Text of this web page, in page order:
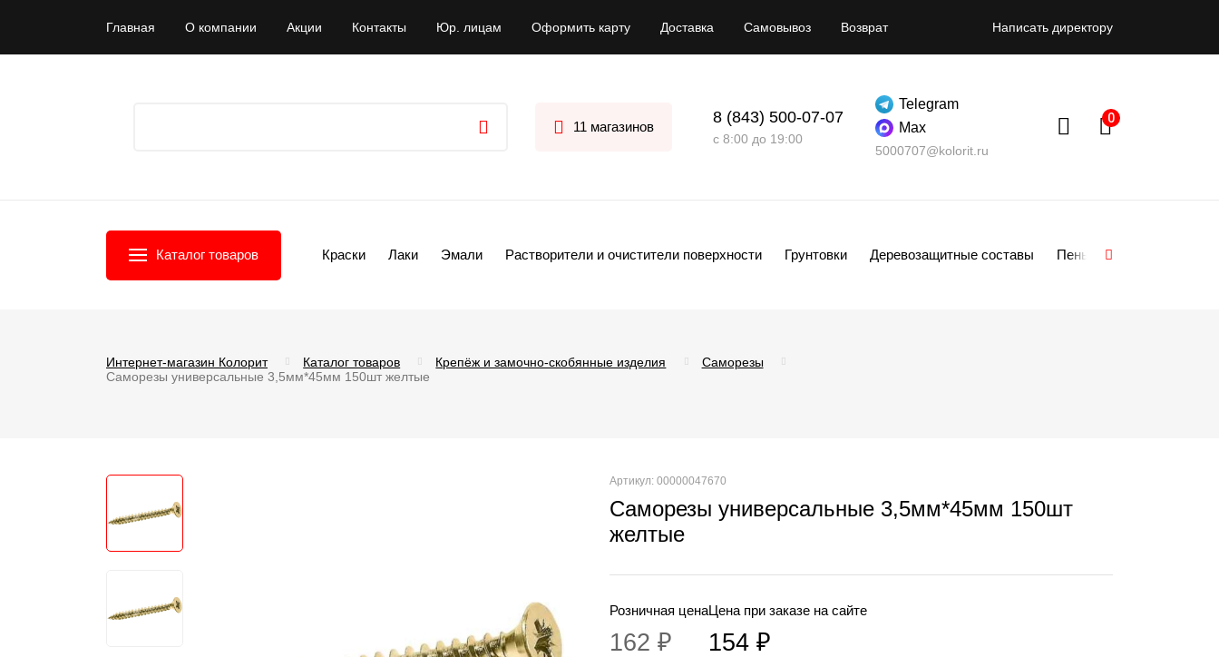
Главная О компании Акции Контакты Юр. лицам Оформить карту Доставка Самовывоз Возврат Написать директору
11 магазинов
8 (843) 500-07-07
с 8:00 до 19:00
Telegram
Max
5000707@kolorit.ru
Каталог товаров Краски Лаки Эмали Растворители и очистители поверхности Грунтовки Деревозащитные составы Пены
Интернет-магазин Колорит Каталог товаров Крепёж и замочно-скобянные изделия
Саморезы
Саморезы универсальные 3,5мм*45мм 150шт желтые
Артикул: 00000047670
Саморезы универсальные 3,5мм*45мм 150шт
желтые
Розничная цена
162 ₽
Цена при заказе на сайте
154 ₽